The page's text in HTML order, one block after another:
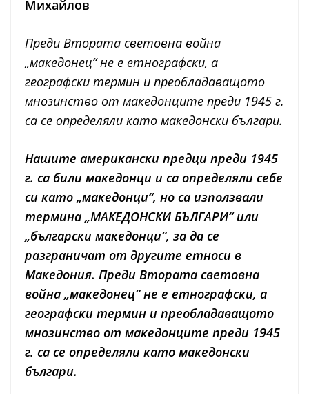
Михайлов
Преди Втората световна война
„македонец“ не е етнографски, а
географски термин и преобладаващото
мнозинство от македонците преди 1945 г.
са се определяли като македонски българи.
Нашите американски предци преди 1945
г. са били македонци и са определяли себе
си като „македонци“, но са използвали
термина „МАКЕДОНСКИ БЪЛГАРИ“ или
„български македонци“, за да се
разграничат от другите етноси в
Македония. Преди Втората световна
война „македонец“ не е етнографски, а
географски термин и преобладаващото
мнозинство от македонците преди 1945
г. са се определяли като македонски
българи.